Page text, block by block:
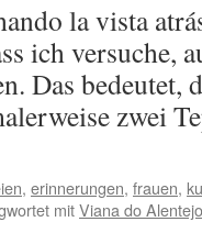
la vista
ich versuche,
Das bedeutet,
zwei
, erinnerungen, frauen,
mitViana do Alentejo